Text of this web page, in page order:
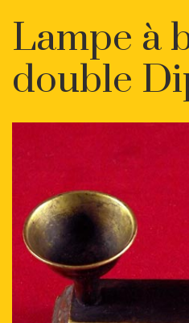
Lampe à
double